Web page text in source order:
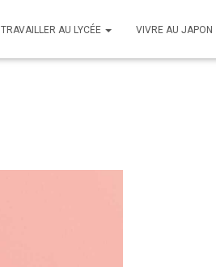
TRAVAILLER AU LYCÉE VIVRE AU JAPON